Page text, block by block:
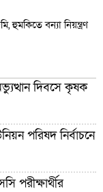
বন্যা নিয়ন্ত্রণ
দিবসে কৃষক
পরিষদ নির্বাচনে
পরীক্ষার্থীর